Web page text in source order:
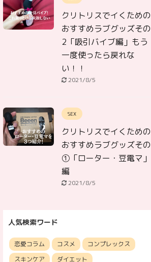
クリトリスでイくための
おすすめラブグッズその
2「吸引バイブ編」もう
一度使ったら戻れな
い！！
2021/8/5
SEX
クリトリスでイくための
おすすめラブグッズその
①「ローター・豆電マ」
編
2021/8/5
人気検索ワード
恋愛コラム コスメ
コンプレックス
スキンケア
ダイエット